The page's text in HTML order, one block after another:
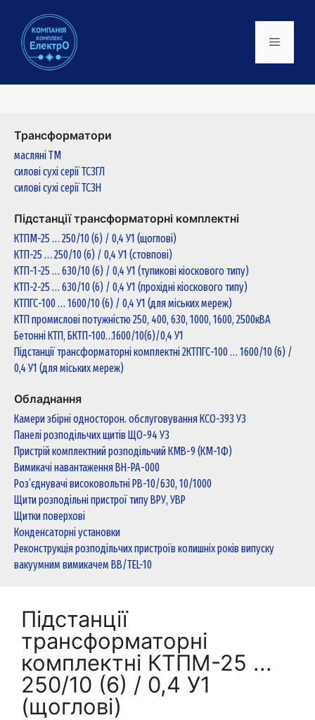
Трансформатори
масляні ТМ
силові сухі серії ТСЗГЛ
силові сухі серії ТСЗН
Підстанції трансформаторні комплектні
КТПМ-25 … 250/10 (6) / 0,4 У1 (щоглові)
КТП-25 … 250/10 (6) / 0,4 У1 (стовпові)
КТП-1-25 … 630/10 (6) / 0,4 У1 (тупикові кіоскового типу)
КТП-2-25 … 630/10 (6) / 0,4 У1 (прохідні кіоскового типу)
КТПГС-100 … 1600/10 (6) / 0,4 У1 (для міських мереж)
КТП промислові потужністю 250, 400, 630, 1000, 1600, 2500кВА
Бетонні КТП, БКТП-100…1600/10(6)/0,4 У1
Підстанції трансформаторні комплектні 2КТПГС-100 … 1600/10 (6) /
0,4 У1 (для міських мереж)
Обладнання
Камери збірні односторон. обслуговування КСО-393 У3
Панелі розподільчих щитів ЩО-94 У3
Пристрій комплектний розподільчий КМВ-9 (КМ-1Ф)
Вимикачі навантаження ВН-РА-000
Роз’єднувачі високовольтні РВ-10/630, 10/1000
Щити розподільні пристрої типу ВРУ, УВР
Щитки поверхові
Конденсаторні установки
Реконструкція розподільчих пристроїв колишніх років випуску
вакуумним вимикачем ВВ/TEL-10
Підстанції
трансформаторні
комплектні КТПМ-25 ...
250/10 (6) / 0,4 У1
(щоглові)